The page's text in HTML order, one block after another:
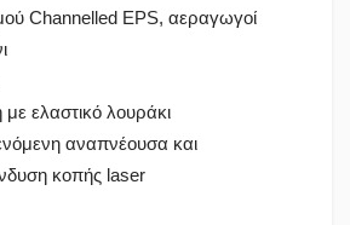
Channelled EPS, αεραγωγοί
ελαστικό λουράκι
αναπνέουσα και
κοπής laser